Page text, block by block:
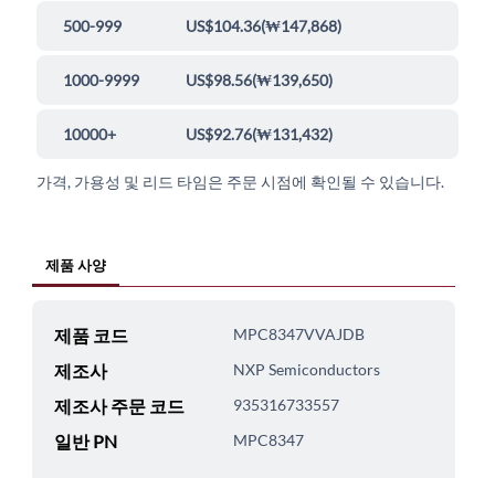
500-999 US$104.36(₩147,868)
1000-9999 US$98.56(₩139,650)
10000+ US$92.76(₩131,432)
가격, 가용성 및 리드 타임은 주문 시점에 확인될 수 있습니다.
제품 사양
제품 코드 MPC8347VVAJDB
제조사 NXP Semiconductors
제조사 주문 코드 935316733557
일반 PN MPC8347